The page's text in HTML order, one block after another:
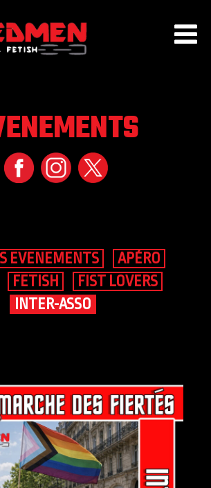
ACCUEIL
QUI SOMMES NOUS ?
EVENEMENTS
AGENDA
EVENEMENTS
APÉRO
FETISH
FIST LOVERS
INTER-ASSO